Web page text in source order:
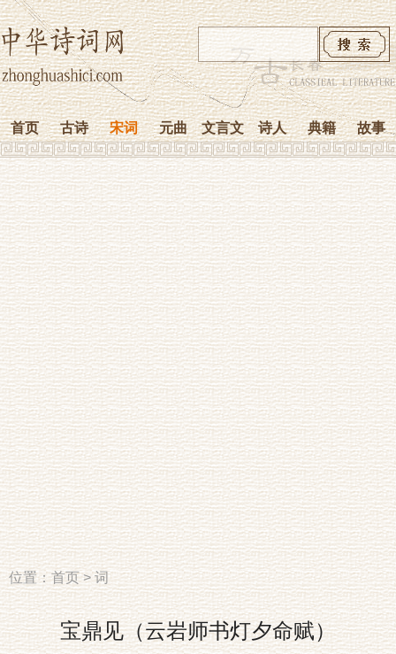
首页 古诗 宋词 元曲 文言文 诗人 典籍 故事
位置：首页>词
宝鼎见（云岩师书灯夕命赋）